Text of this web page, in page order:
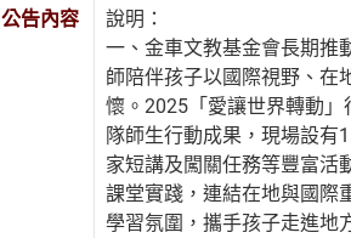
公告內容
說明：
一、金車文教基金會長期推
師陪伴孩子以國際視野、在
懷。2025「愛讓世界轉動
隊師生行動成果，現場設有
家短講及闖關任務等豐富活
課堂實踐，連結在地與國際
學習氛圍，攜手孩子走進地